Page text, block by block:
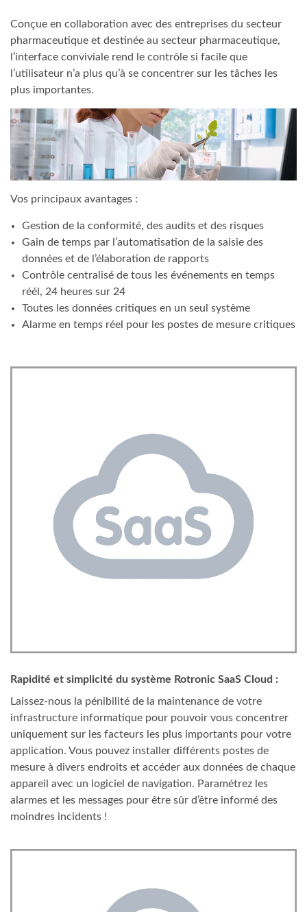
Conçue en collaboration avec des entreprises du secteur
pharmaceutique et destinée au secteur pharmaceutique,
l’interface conviviale rend le contrôle si facile que
l’utilisateur n’a plus qu’à se concentrer sur les tâches les
plus importantes.
Vos principaux avantages :
Gestion de la conformité, des audits et des risques
Gain de temps par l’automatisation de la saisie des
données et de l’élaboration de rapports
Contrôle centralisé de tous les événements en temps
réél, 24 heures sur 24
Toutes les données critiques en un seul système
Alarme en temps réel pour les postes de mesure critiques
Rapidité et simplicité du système Rotronic SaaS Cloud :
Laissez-nous la pénibilité de la maintenance de votre
infrastructure informatique pour pouvoir vous concentrer
uniquement sur les facteurs les plus importants pour votre
application. Vous pouvez installer différents postes de
mesure à divers endroits et accéder aux données de chaque
appareil avec un logiciel de navigation. Paramétrez les
alarmes et les messages pour être sûr d’être informé des
moindres incidents !